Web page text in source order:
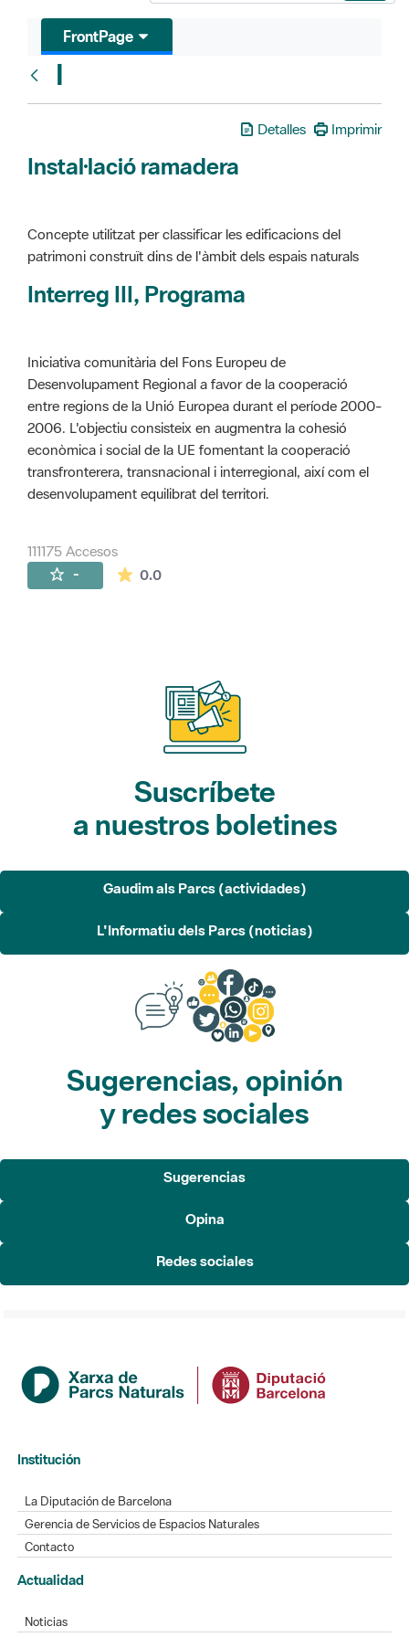
FrontPage
I
Detalles Imprimir
Instal·lació ramadera
Concepte utilitzat per classificar les edificacions del
patrimoni construït dins de l'àmbit dels espais naturals
Interreg III, Programa
Iniciativa comunitària del Fons Europeu de
Desenvolupament Regional a favor de la cooperació
entre regions de la Unió Europea durant el període 2000-
2006. L'objectiu consisteix en augmentra la cohesió
econòmica i social de la UE fomentant la cooperació
transfronterera, transnacional i interregional, així com el
desenvolupament equilibrat del territori.
111175 Accesos
- 0.0La valoración media es de 0 estrellas de
Suscríbete
a nuestros boletines
Gaudim als Parcs (actividades)
L'Informatiu dels Parcs (noticias)
Sugerencias, opinión
y redes sociales
Sugerencias
Opina
Redes sociales
Institución
La Diputación de Barcelona
Gerencia de Servicios de Espacios Naturales
Contacto
Actualidad
Noticias